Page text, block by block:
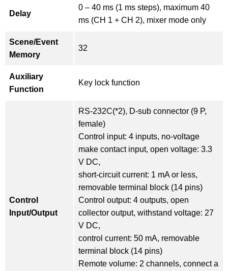
Delay
0 – 40 ms (1 ms steps), maximum 40
ms (CH 1 + CH 2), mixer mode only
Scene/Event
Memory
32
Auxiliary
Function
Key lock function
Control
Input/Output
RS-232C(*2), D-sub connector (9 P,
female)
Control input: 4 inputs, no-voltage
make contact input, open voltage: 3.3
V DC,
short-circuit current: 1 mA or less,
removable terminal block (14 pins)
Control output: 4 outputs, open
collector output, withstand voltage: 27
V DC,
control current: 50 mA, removable
terminal block (14 pins)
Remote volume: 2 channels, connect a